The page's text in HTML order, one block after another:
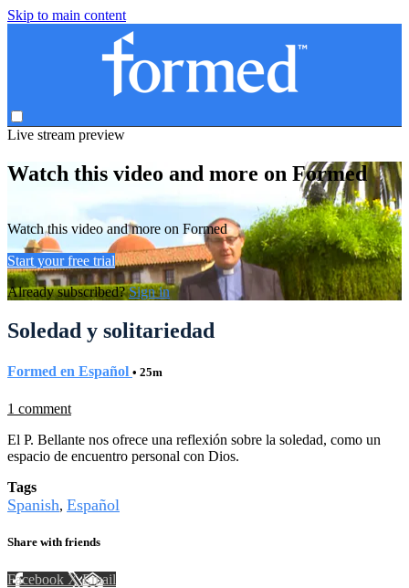
Skip to main content
Live stream preview
Watch this video and more on Formed
Watch this video and more on Formed
Start your free trial
Already subscribed?Sign in
Soledad y solitariedad
Formed en Español • 25m
1 comment
El P. Bellante nos ofrece una reflexión sobre la soledad, como un
espacio de encuentro personal con Dios.
Tags
Spanish, Español
Share with friends
Facebook XEmail